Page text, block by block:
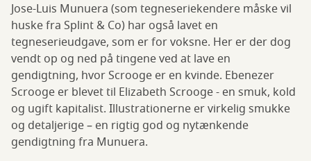
Jose-Luis Munuera (som tegneseriekendere måske vil
huske fra Splint & Co) har også lavet en
tegneserieudgave, som er for voksne. Her er der dog
vendt op og ned på tingene ved at lave en
gendigtning, hvor Scrooge er en kvinde. Ebenezer
Scrooge er blevet til Elizabeth Scrooge - en smuk, kold
og ugift kapitalist. Illustrationerne er virkelig smukke
og detaljerige – en rigtig god og nytænkende
gendigtning fra Munuera.